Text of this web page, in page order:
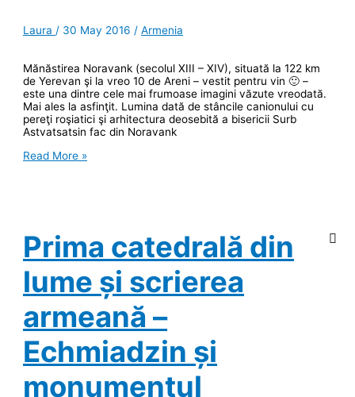
Laura/ 30 May 2016/Armenia
Mănăstirea Noravank (secolul XIII – XIV), situată la 122 km
de Yerevan şi la vreo 10 de Areni – vestit pentru vin 🙂 –
este una dintre cele mai frumoase imagini văzute vreodată.
Mai ales la asfinţit. Lumina dată de stâncile canionului cu
pereţi roşiatici şi arhitectura deosebită a bisericii Surb
Astvatsatsin fac din Noravank
Noravank,
Read More »
Prima catedrală din
lume și scrierea
armeană –
Echmiadzin și
monumentul